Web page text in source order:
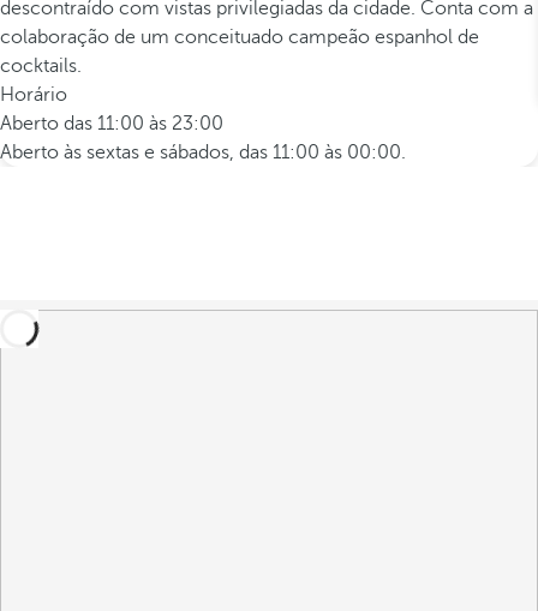
descontraído com vistas privilegiadas da cidade. Conta com a
colaboração de um conceituado campeão espanhol de
cocktails.
Horário
Aberto das 11:00 às 23:00
Aberto às sextas e sábados, das 11:00 às 00:00.